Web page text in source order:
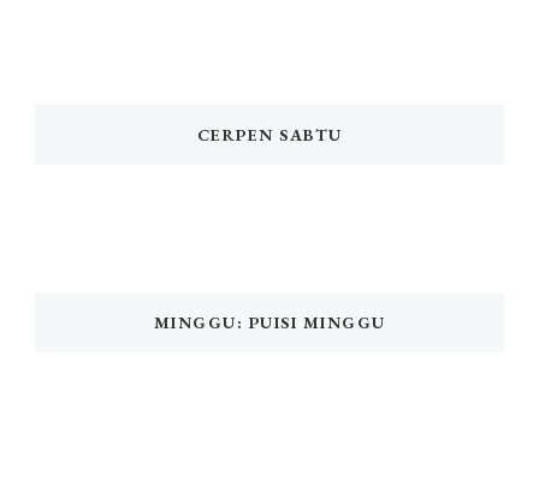
CERPEN SABTU
MINGGU: PUISI MINGGU